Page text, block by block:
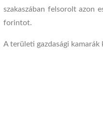
szakaszában felsorolt azon
forintot.
A területi gazdasági